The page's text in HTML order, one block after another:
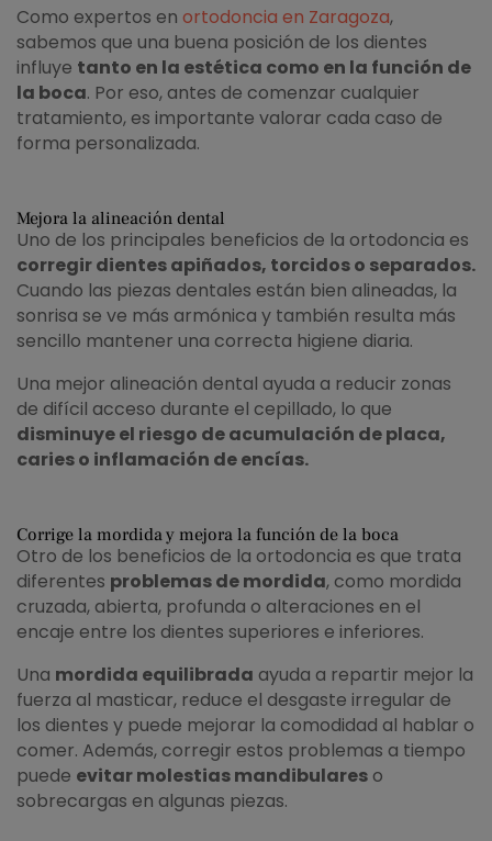
Como expertos en ortodoncia en Zaragoza,
sabemos que una buena posición de los dientes
influye tanto en la estética como en la función de
la boca. Por eso, antes de comenzar cualquier
tratamiento, es importante valorar cada caso de
forma personalizada.
Mejora la alineación dental
Uno de los principales beneficios de la ortodoncia es
corregir dientes apiñados, torcidos o separados.
Cuando las piezas dentales están bien alineadas, la
sonrisa se ve más armónica y también resulta más
sencillo mantener una correcta higiene diaria.
Una mejor alineación dental ayuda a reducir zonas
de difícil acceso durante el cepillado, lo que
disminuye el riesgo de acumulación de placa,
caries o inflamación de encías.
Corrige la mordida y mejora la función de la boca
Otro de los beneficios de la ortodoncia es que trata
diferentes problemas de mordida, como mordida
cruzada, abierta, profunda o alteraciones en el
encaje entre los dientes superiores e inferiores.
Una mordida equilibrada ayuda a repartir mejor la
fuerza al masticar, reduce el desgaste irregular de
los dientes y puede mejorar la comodidad al hablar o
comer. Además, corregir estos problemas a tiempo
puede evitar molestias mandibulares o
sobrecargas en algunas piezas.